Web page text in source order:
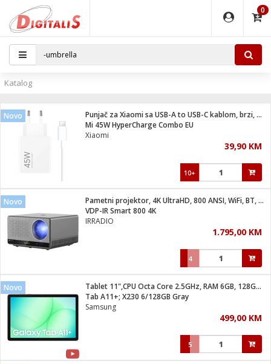
0
...
aparati
pribor
i pribor
/ G4
grla
i oprema
- Analogija
IP kamere
Katalog
Novo
Punjač za Xiaomi sa USB-A to USB-C kablom, brzi, 45W
Mi 45W HyperCharge Combo EU
Xiaomi
39,90 KM
10+
Novo
Pametni projektor, 4K UltraHD, 800 ANSI, WiFi, BT, Android
VDP-IR Smart 800 4K
IRRADIO
1.795,00 KM
4
Novo
Tablet 11",CPU Octa Core 2.5GHz, RAM 6GB, 128GB, 7040mAh
Tab A11+; X230 6/128GB Gray
Samsung
499,00 KM
5